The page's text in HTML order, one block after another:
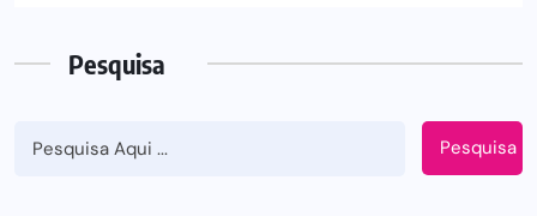
Pesquisa
Pesquisa